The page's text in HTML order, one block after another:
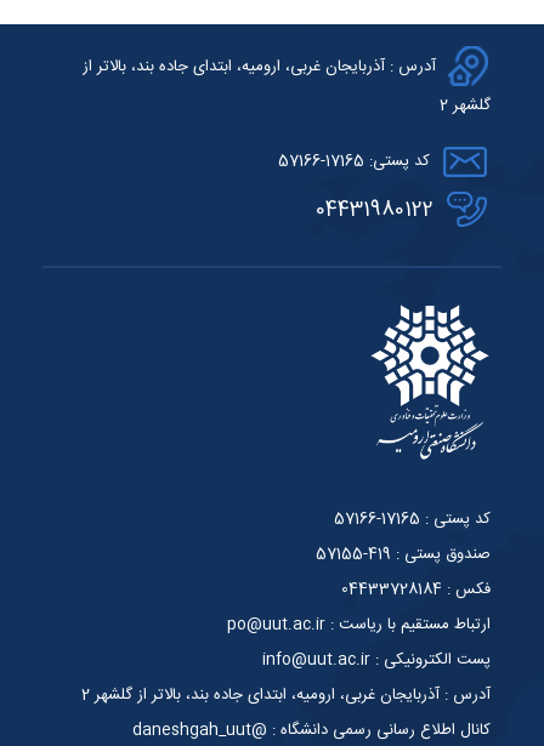
آدرس : آذربایجان غربی، ارومیه، ابتدای جاده بند، بالاتر از
گلشهر 2
کد پستی: 17165-57166
04431980122
کد پستی : 17165-57166
صندوق پستی : 419-57155
فکس : 04433728184
ارتباط مستقیم با ریاست : po@uut.ac.ir
پست الکترونیکی : info@uut.ac.ir
آدرس : آذربایجان غربی، ارومیه، ابتدای جاده بند، بالاتر از گلشهر 2
کانال اطلاع رسانی رسمی دانشگاه : @daneshgah_uut